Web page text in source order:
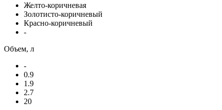
Желто-коричневая
Золотисто-коричневый
Красно-коричневый
-
Объем, л
-
0.9
1.9
2.7
20